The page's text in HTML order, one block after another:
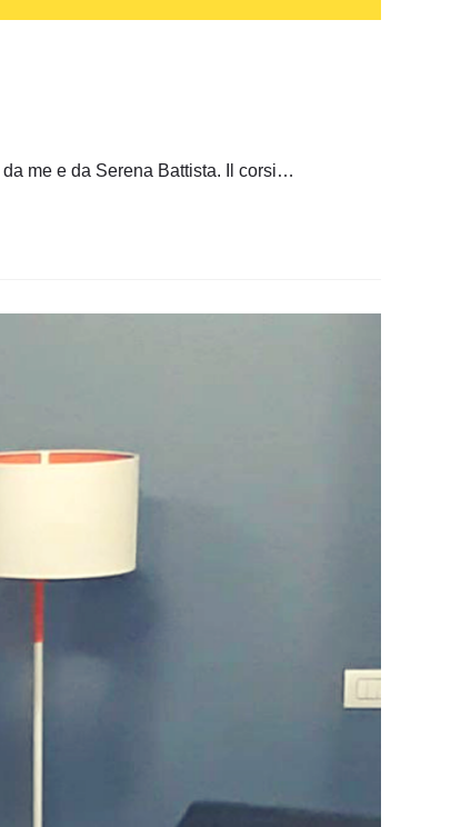
me e da Serena Battista. Il corsi…